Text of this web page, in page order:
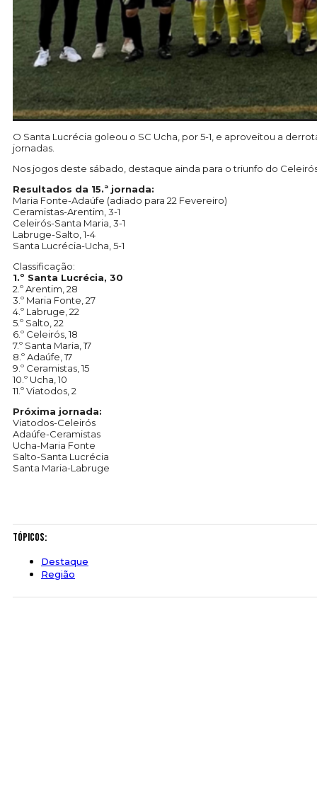
O Santa Lucrécia goleou o SC Ucha, por 5-1, e aproveitou a
jornadas.
Nos jogos deste sábado, destaque ainda para o triunfo do
Resultados da 15.ª jornada:
Maria Fonte-Adaúfe (adiado para 22 Fevereiro)
Ceramistas-Arentim, 3-1
Celeirós-Santa Maria, 3-1
Labruge-Salto, 1-4
Santa Lucrécia-Ucha, 5-1
Classificação:
1.º Santa Lucrécia, 30
2.º Arentim, 28
3.º Maria Fonte, 27
4.º Labruge, 22
5.º Salto, 22
6.º Celeirós, 18
7.º Santa Maria, 17
8.º Adaúfe, 17
9.º Ceramistas, 15
10.º Ucha, 10
11.º Viatodos, 2
Próxima jornada:
Viatodos-Celeirós
Adaúfe-Ceramistas
Ucha-Maria Fonte
Salto-Santa Lucrécia
Santa Maria-Labruge
Tópicos:
Destaque
Região